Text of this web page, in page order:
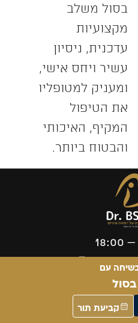
בסול משלב
מקצועיות
עדכנית, ניסיון
עשיר ויחס אישי,
ומעניק למטופליו
את הטיפול
המקיף, האיכותי
והבטוח ביותר.
עם
קביעת תור